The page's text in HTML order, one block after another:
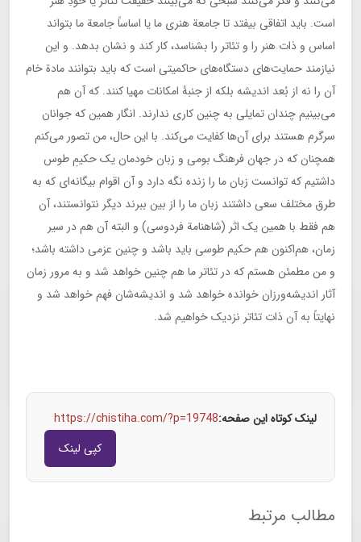
است. باید اتفاقی بیفتد تا جامعة هنری ما یا اساساً جامعة ما بتواند
اساس و ذات هنر را و تئاتر را بشناسد، کار کند و نشان بدهد. و این
نیازمند حمایت‌های دستگاه‌های حاکمیتی است که باید بتوانند مادة خام
آن را نه از بُعد اندیشه بلکه از جنبۀ امکانات مهیا کنند. که آن هم
می‌بینیم چندان تمایلی به چنین کاری ندارند. انگار همین که جوانان
سرگرم هستند برای آن‌ها کفایت می‌کند. با این حال، من تصور می‌کنم
همچنان که در جهان فرهنگ بومی و زبان خودمان یک حکیمِ طوس
داشتیم که توانست زبان ما را زنده نگه دارد و آن اقوام بیگانه‌ای که به
طرق مختلف سعی داشتند زبان ما را از بین ببرند دیگر نتوانستند، آن
هم فقط با همین یک اثر (شاهنامة فردوسی) و البته آن هم در سیر
زمان، هم‌اکنون هم حکیم طوسی باید باشد و چنین عزمی داشته باشد؛
و من مطمئن هستم که در تئاتر ما هم چنین خواهد شد و به مرور زمان
آثار اندیشه‌ورزان خوانده خواهد شد و اندیشه‌شان فهم خواهد شد و
نهایتاً به آن ذات تئاتر نزدیک خواهیم شد.
لینک کوتاه این صفحه:https://chistiha.com/?p=19748
کپی لینک
مطالب مرتبط